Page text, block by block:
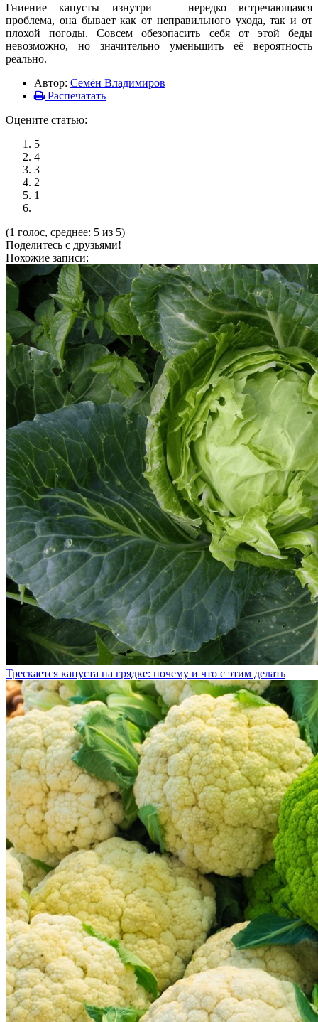
Гниение капусты изнутри — нередко встречающаяся
проблема, она бывает как от неправильного ухода, так и от
плохой погоды. Совсем обезопасить себя от этой беды
невозможно, но значительно уменьшить её вероятность
реально.
Автор: Семён Владимиров
Распечатать
Оцените статью:
5
4
3
2
1
(1 голос, среднее: 5 из 5)
Поделитесь с друзьями!
Похожие записи:
Трескается капуста на грядке: почему и что с этим делать